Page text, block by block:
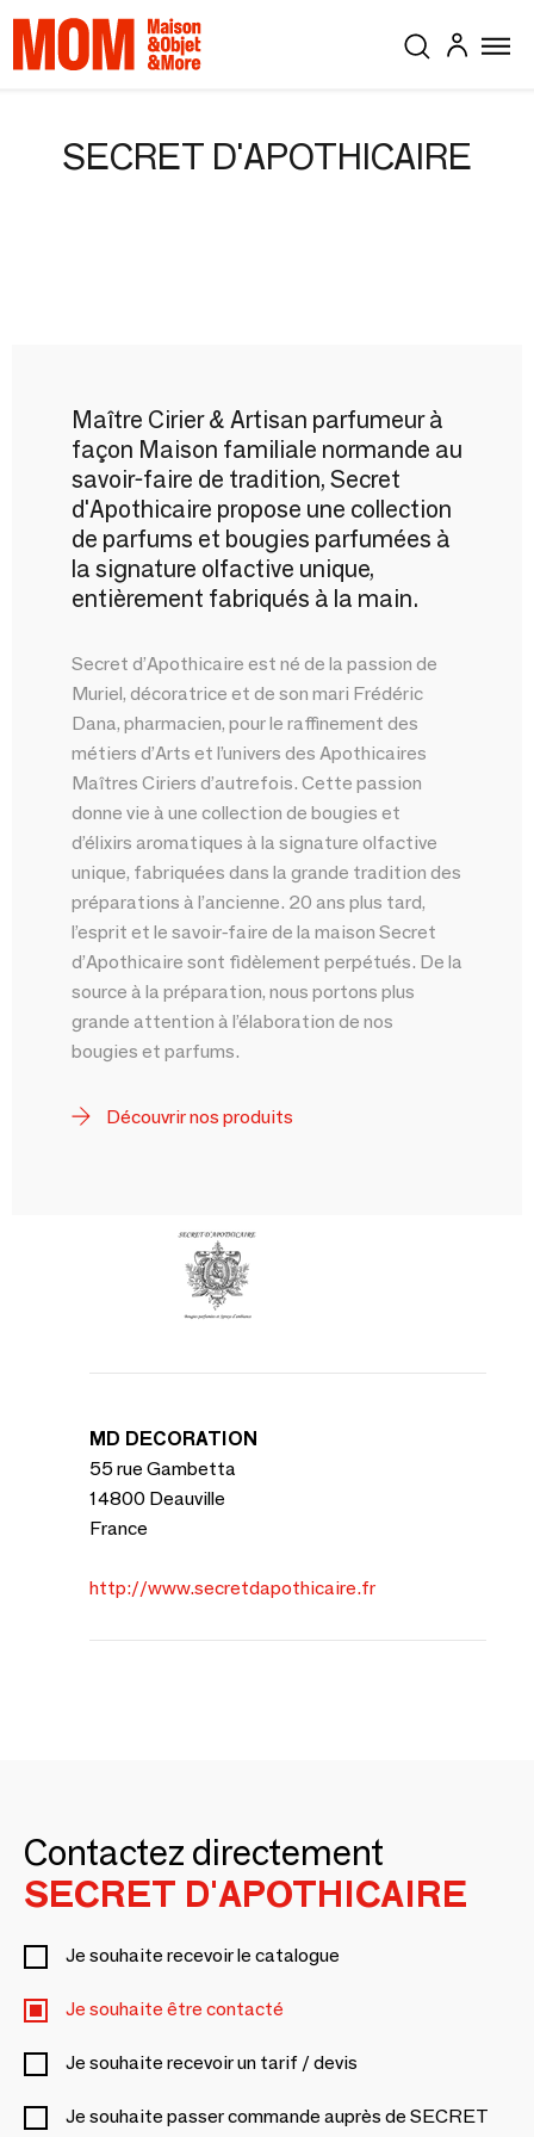
SECRET D'APOTHICAIRE
Maître Cirier & Artisan parfumeur à
façon Maison familiale normande au
savoir-faire de tradition, Secret
d'Apothicaire propose une collection
de parfums et bougies parfumées à
la signature olfactive unique,
entièrement fabriqués à la main.
Secret d’Apothicaire est né de la passion de
Muriel, décoratrice et de son mari Frédéric
Dana, pharmacien, pour le raffinement des
métiers d’Arts et l’univers des Apothicaires
Maîtres Ciriers d’autrefois. Cette passion
donne vie à une collection de bougies et
d’élixirs aromatiques à la signature olfactive
unique, fabriquées dans la grande tradition des
préparations à l’ancienne. 20 ans plus tard,
l’esprit et le savoir-faire de la maison Secret
d’Apothicaire sont fidèlement perpétués. De la
source à la préparation, nous portons plus
grande attention à l’élaboration de nos
bougies et parfums.
Découvrir nos produits
MD DECORATION
55 rue Gambetta
14800 Deauville
France
http://www.secretdapothicaire.fr
Contactez directement
SECRET D'APOTHICAIRE
Je souhaite recevoir le catalogue
Je souhaite être contacté
Je souhaite recevoir un tarif / devis
Je souhaite passer commande auprès de SECRET